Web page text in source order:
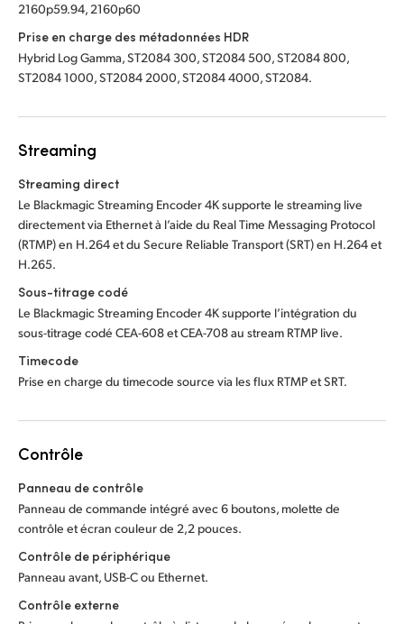
2160p59.94, 2160p60
Prise en charge des métadonnées HDR
Hybrid Log Gamma, ST2084 300, ST2084 500, ST2084 800,
ST2084 1000, ST2084 2000, ST2084 4000, ST2084.
Streaming
Streaming direct
Le Blackmagic Streaming Encoder 4K supporte le streaming live
directement via Ethernet à l’aide du Real Time Messaging Protocol
(RTMP) en H.264 et du Secure Reliable Transport (SRT) en H.264 et
H.265.
Sous-titrage codé
Le Blackmagic Streaming Encoder 4K supporte l’intégration du
sous-titrage codé CEA-608 et CEA-708 au stream RTMP live.
Timecode
Prise en charge du timecode source via les flux RTMP et SRT.
Contrôle
Panneau de contrôle
Panneau de commande intégré avec 6 boutons, molette de
contrôle et écran couleur de 2,2 pouces.
Contrôle de périphérique
Panneau avant, USB-C ou Ethernet.
Contrôle externe